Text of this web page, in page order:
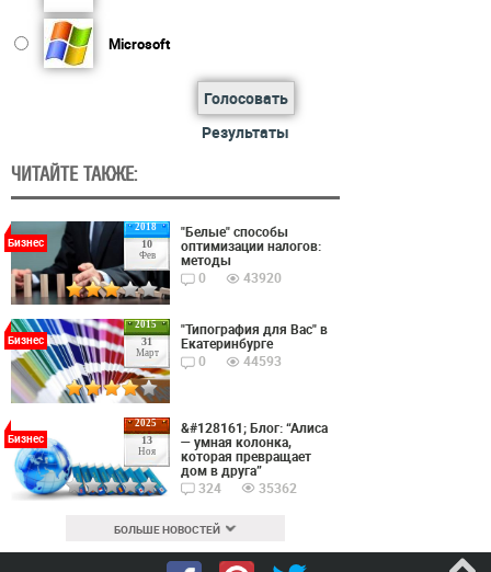
Microsoft
Голосовать
Результаты
ЧИТАЙТЕ ТАКЖЕ:
2018
10
Фев
Бизнес
"Белые" способы
оптимизации налогов:
методы
0
43920
2015
31
Март
Бизнес
"Типография для Вас" в
Екатеринбурге
0
44593
2025
13
Ноя
Бизнес
&#128161; Блог: “Алиса
— умная колонка,
которая превращает
дом в друга”
324
35362
БОЛЬШЕ НОВОСТЕЙ